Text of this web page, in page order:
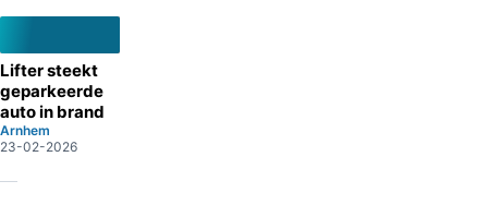
Lifter steekt
geparkeerde
auto in brand
Arnhem
23-02-2026